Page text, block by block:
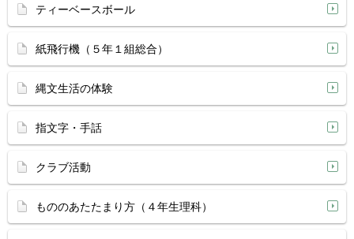
ティーベースボール
紙飛行機（５年１組総合）
縄文生活の体験
指文字・手話
クラブ活動
もののあたたまり方（４年生理科）